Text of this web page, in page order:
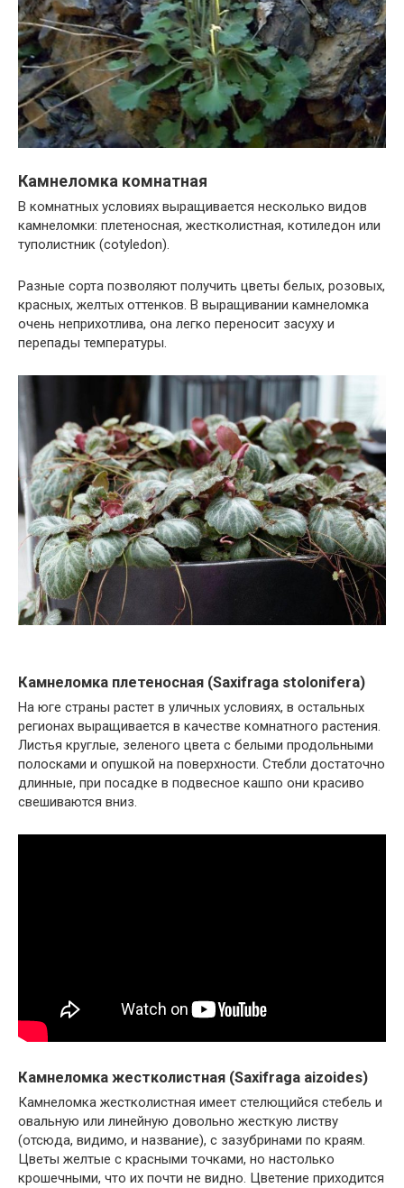
Камнеломка комнатная
В комнатных условиях выращивается несколько видов
камнеломки: плетеносная, жестколистная, котиледон или
туполистник (cotyledon).
Разные сорта позволяют получить цветы белых, розовых,
красных, желтых оттенков. В выращивании камнеломка
очень неприхотлива, она легко переносит засуху и
перепады температуры.
Камнеломка плетеносная (Saxifraga stolonifera)
На юге страны растет в уличных условиях, в остальных
регионах выращивается в качестве комнатного растения.
Листья круглые, зеленого цвета с белыми продольными
полосками и опушкой на поверхности. Стебли достаточно
длинные, при посадке в подвесное кашпо они красиво
свешиваются вниз.
Камнеломка жестколистная (Saxifraga aizoides)
Камнеломка жестколистная имеет стелющийся стебель и
овальную или линейную довольно жесткую листву
(отсюда, видимо, и название), с зазубринами по краям.
Цветы желтые с красными точками, но настолько
крошечными, что их почти не видно. Цветение приходится